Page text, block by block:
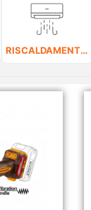
RISCALDAMENTO E CLIMATIZZAZIONE